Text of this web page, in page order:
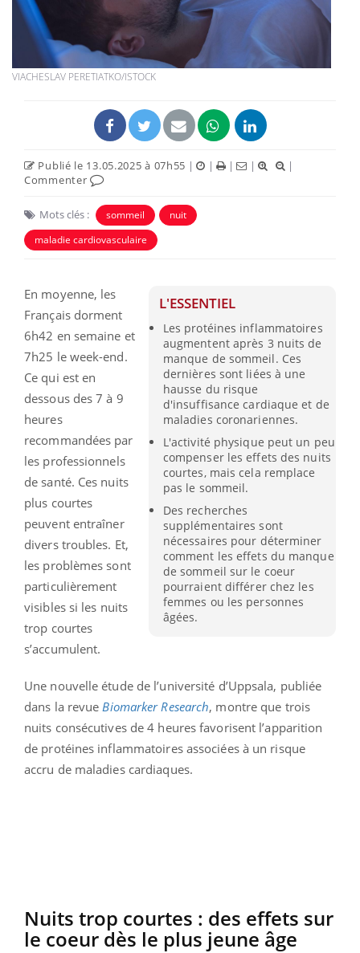
VIACHESLAV PERETIATKO/ISTOCK
Publié le 13.05.2025 à 07h55 | | | |
|
Commenter
Mots clés : sommeil
nuit
maladie cardiovasculaire
L'ESSENTIEL
Les protéines inflammatoires
augmentent après 3 nuits de
manque de sommeil. Ces
dernières sont liées à une
hausse du risque
d'insuffisance cardiaque et de
maladies coronariennes.
L'activité physique peut un peu
compenser les effets des nuits
courtes, mais cela remplace
pas le sommeil.
Des recherches
supplémentaires sont
nécessaires pour déterminer
comment les effets du manque
de sommeil sur le coeur
pourraient différer chez les
femmes ou les personnes
âgées.
En moyenne, les
Français dorment
6h42 en semaine et
7h25 le week-end.
Ce qui est en
dessous des 7 à 9
heures
recommandées par
les professionnels
de santé. Ces nuits
plus courtes
peuvent entraîner
divers troubles. Et,
les problèmes sont
particulièrement
visibles si les nuits
trop courtes
s’accumulent.
Une nouvelle étude de l’université d’Uppsala, publiée
dans la revue Biomarker Research, montre que trois
nuits consécutives de 4 heures favorisent l’apparition
de protéines inflammatoires associées à un risque
accru de maladies cardiaques.
Nuits trop courtes : des effets sur
le coeur dès le plus jeune âge